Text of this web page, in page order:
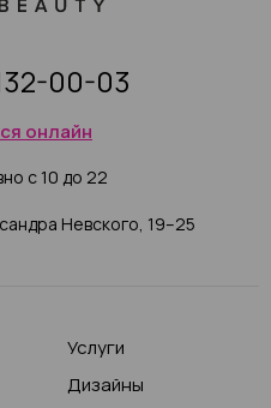
Невского, 19–25
с 10 до 22
онлайн
00-03
Услуги
Дизайны